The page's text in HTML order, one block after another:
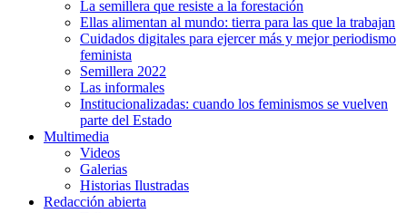
La semillera que resiste a la forestación
Ellas alimentan al mundo: tierra para las que la trabajan
Cuidados digitales para ejercer más y mejor periodismo
feminista
Semillera 2022
Las informales
Institucionalizadas: cuando los feminismos se vuelven
parte del Estado
Multimedia
Videos
Galerias
Historias Ilustradas
Redacción abierta